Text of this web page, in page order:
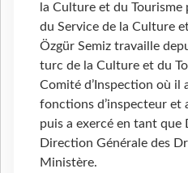
la Culture et du
du Service de la Culture
Özgür Semiz travaille
turc de la Culture et du
Comité d’Inspection où il
fonctions d’inspecteur
puis a exercé en tant
Direction Générale des
Ministère.